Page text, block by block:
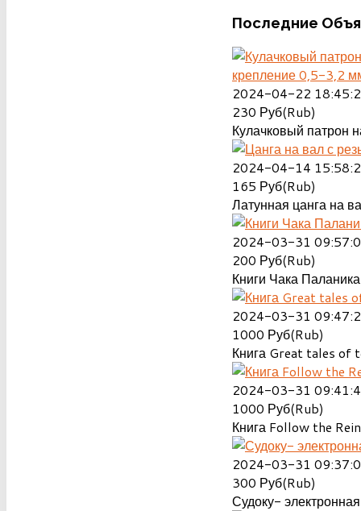
Последние
крепление 0,5-3,2
2024-04-22
230 Руб(Rub)
Кулачковый патрон
2024-04-14
165 Руб(Rub)
Латунная цанга на
2024-03-31
200 Руб(Rub)
Книги Чака
2024-03-31
1000 Руб(Rub)
Книга Great tales of
2024-03-31
1000 Руб(Rub)
Книга Follow the
2024-03-31
300 Руб(Rub)
Судоку-